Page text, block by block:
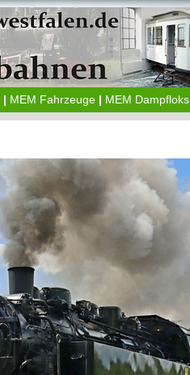
| MEM Fahrzeuge | MEM Dampfloks